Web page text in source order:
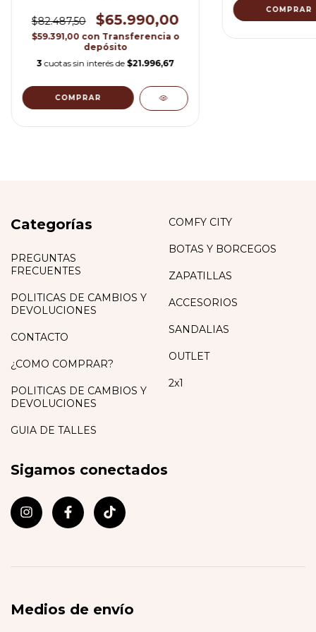
$82.487,50 $65.990,00
$59.391,00 con Transferencia o
depósito
3 cuotas sin interés de $21.996,67
COMPRAR
COMPRAR
Categorías
PREGUNTAS
FRECUENTES
POLITICAS DE CAMBIOS Y
DEVOLUCIONES
CONTACTO
¿COMO COMPRAR?
POLITICAS DE CAMBIOS Y
DEVOLUCIONES
GUIA DE TALLES
COMFY CITY
BOTAS Y BORCEGOS
ZAPATILLAS
ACCESORIOS
SANDALIAS
OUTLET
2x1
Sigamos conectados
Medios de envío